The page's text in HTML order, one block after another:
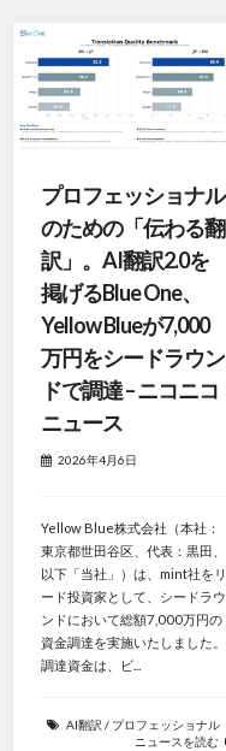
プロフェッショナル
のための「伝わる翻
訳」。AI翻訳2.0を
掲げるBlue One、
Yellow Blueが7,000
万円をシードラウン
ドで調達 – ニコニコ
ニュース
2026年4月6日
Yellow Blue株式会社（本社：
東京都世田谷区、代表：黒田、
以下「当社」）は、mint社をリ
ード投資家として、シードラウ
ンドにおいて総額7,000万円の
資金調達を実施いたしました。
調達資金は、ビ...
AI翻訳 / プロフェッショナル
ニュースを読む